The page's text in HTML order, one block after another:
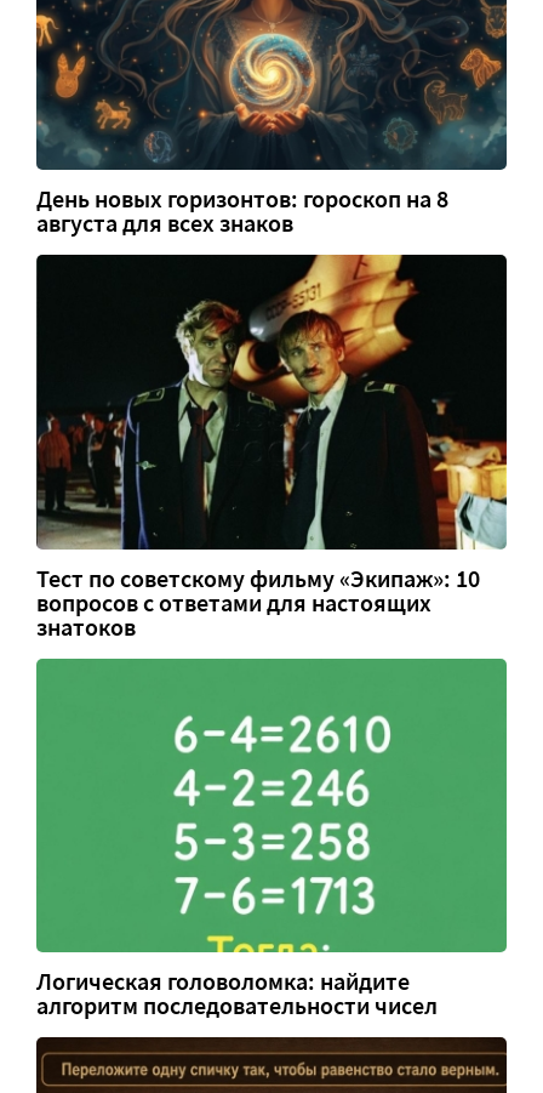
День новых горизонтов: гороскоп на 8
августа для всех знаков
Тест по советскому фильму «Экипаж»: 10
вопросов с ответами для настоящих
знатоков
Логическая головоломка: найдите
алгоритм последовательности чисел